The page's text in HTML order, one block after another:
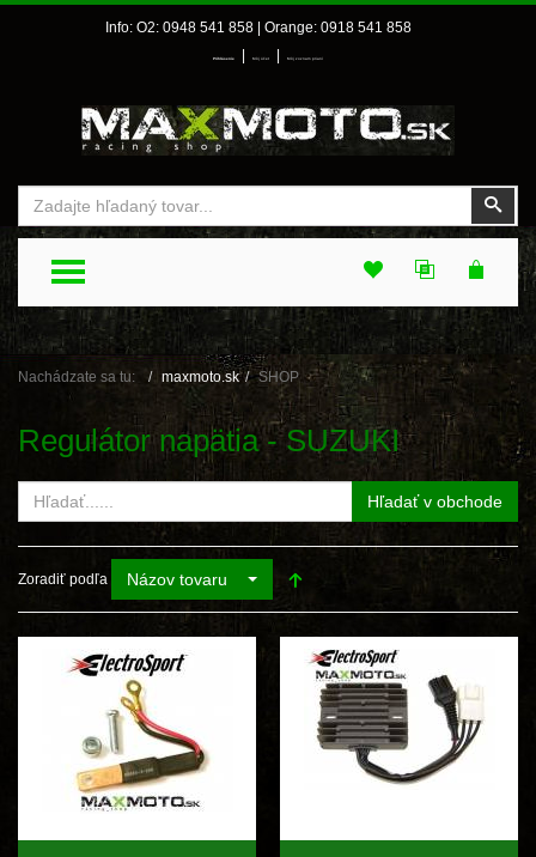
Info: O2: 0948 541 858 | Orange: 0918 541 858
Prihlásenie Môj účet Môj zoznam prianí
TOGGLE MENU
Nachádzate sa tu: maxmoto.sk SHOP
Regulátor napätia - SUZUKI
Hľadať v obchode
Zoradiť podľa Názov tovaru